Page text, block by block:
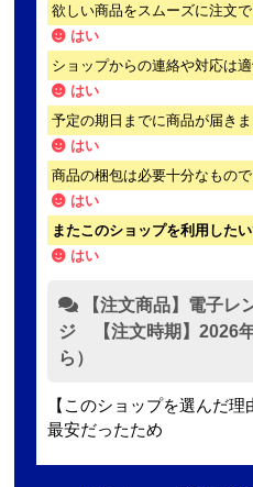
欲しい商品をスムーズに注文
はい
ショップからの連絡や対応は
はい
予定の期日までに商品が届き
はい
商品の梱包は必要十分なもの
はい
またこのショップを利用した
はい
【注文商品】電子レ
ジ 【注文時期】2026
ら）
【このショップを選んだ理
最安だったため